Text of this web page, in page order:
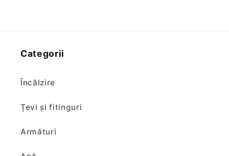
Categorii
Încălzire
Ţevi şi fitinguri
Armături